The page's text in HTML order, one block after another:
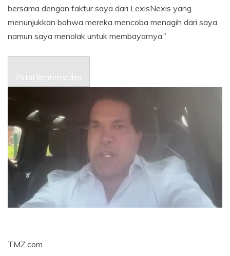
bersama dengan faktur saya dari LexisNexis yang
menunjukkan bahwa mereka mencoba menagih dari saya,
namun saya menolak untuk membayarnya.”
Putar konten video
TMZ.com